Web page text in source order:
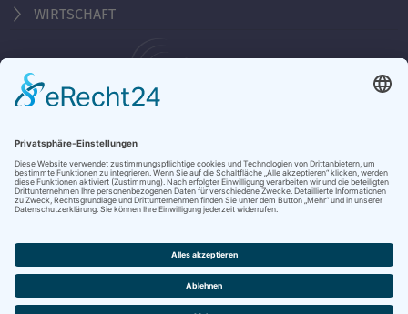
WIRTSCHAFT
Behördennummer 115
KONTAKT
NOTRUFE & HOTLINES
JOBS
STADTANZEIGER
BROSCHÜREN
PRESSE
DATENSCHUTZ